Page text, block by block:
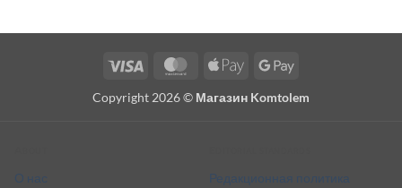
Visa MasterCardApple
Google
Copyright 2026 © Магазин Komtolem
О нас Редакционная политика